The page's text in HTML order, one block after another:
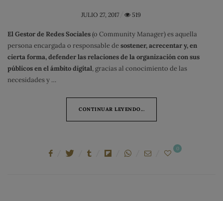
POSTED
JULIO 27, 2017 519
El Gestor de Redes Sociales(o Community Manager) es aquella
persona encargada o responsable desostener, acrecentar y, en
cierta forma, defender las relaciones de la organización con sus
públicos en el ámbito digital, gracias al conocimiento de las
necesidades y …
CONTINUAR LEYENDO...
0